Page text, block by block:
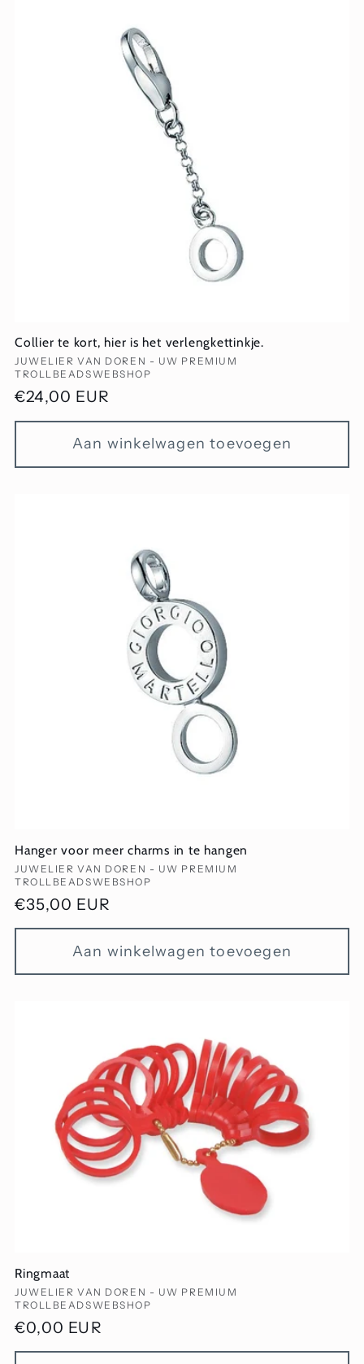
Collier te kort, hier is het verlengkettinkje.
Verkoper:
JUWELIER VAN DOREN - UW PREMIUM
TROLLBEADSWEBSHOP
Normale
prijs
€24,00 EUR
Aan winkelwagen toevoegen
Hanger voor meer charms in te hangen
Verkoper:
JUWELIER VAN DOREN - UW PREMIUM
TROLLBEADSWEBSHOP
Normale
prijs
€35,00 EUR
Aan winkelwagen toevoegen
Ringmaat
Verkoper:
JUWELIER VAN DOREN - UW PREMIUM
TROLLBEADSWEBSHOP
Normale
prijs
€0,00 EUR